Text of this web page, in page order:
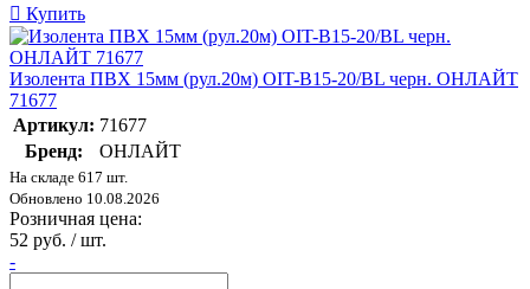
Купить
Изолента ПВХ 15мм (рул.20м) OIT-B15-20/BL черн. ОНЛАЙТ
71677
Артикул: 71677
Бренд:
ОНЛАЙТ
На складе 617 шт.
Обновлено 10.08.2026
Розничная цена:
52 руб. / шт.
-